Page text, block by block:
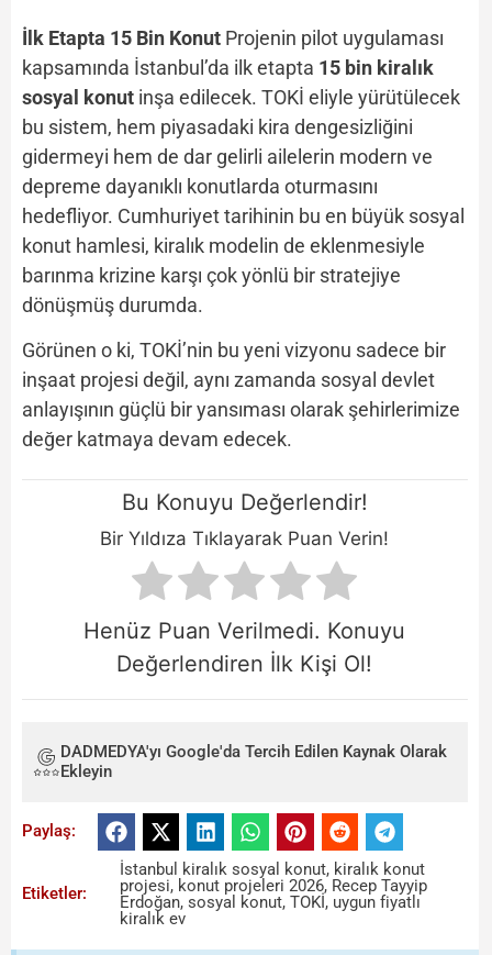
İlk Etapta 15 Bin Konut Projenin pilot uygulaması
kapsamında İstanbul’da ilk etapta 15 bin kiralık
sosyal konut inşa edilecek. TOKİ eliyle yürütülecek
bu sistem, hem piyasadaki kira dengesizliğini
gidermeyi hem de dar gelirli ailelerin modern ve
depreme dayanıklı konutlarda oturmasını
hedefliyor. Cumhuriyet tarihinin bu en büyük sosyal
konut hamlesi, kiralık modelin de eklenmesiyle
barınma krizine karşı çok yönlü bir stratejiye
dönüşmüş durumda.
Görünen o ki, TOKİ’nin bu yeni vizyonu sadece bir
inşaat projesi değil, aynı zamanda sosyal devlet
anlayışının güçlü bir yansıması olarak şehirlerimize
değer katmaya devam edecek.
Bu Konuyu Değerlendir!
Bir Yıldıza Tıklayarak Puan Verin!
Henüz Puan Verilmedi. Konuyu
Değerlendiren İlk Kişi Ol!
DADMEDYA'yı Google'da Tercih Edilen Kaynak Olarak
Ekleyin
Paylaş:
Etiketler:
İstanbul kiralık sosyal konut, kiralık konut
projesi, konut projeleri 2026, Recep Tayyip
Erdoğan,sosyal konut,TOKİ, uygun fiyatlı
kiralık ev